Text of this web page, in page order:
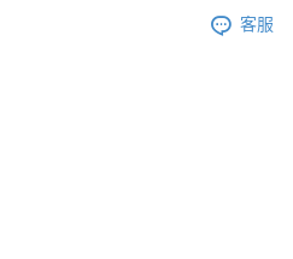
客服